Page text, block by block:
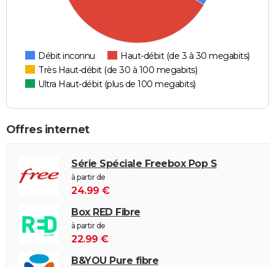
Débit inconnu
Haut-débit (de 3 à 30 megabits)
Très Haut-débit (de 30 à 100 megabits)
Ultra Haut-débit (plus de 100 megabits)
Offres internet
Série Spéciale Freebox Pop S
à partir de
24.99 €
Box RED Fibre
à partir de
22.99 €
B&YOU Pure fibre